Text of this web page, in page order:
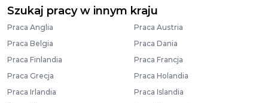
Szukaj pracy w innym kraju
Praca Anglia
Praca Austria
Praca Belgia
Praca Dania
Praca Finlandia
Praca Francja
Praca Grecja
Praca Holandia
Praca Irlandia
Praca Islandia